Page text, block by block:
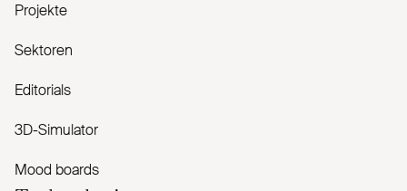
Projekte
Sektoren
Editorials
3D-Simulator
Mood boards